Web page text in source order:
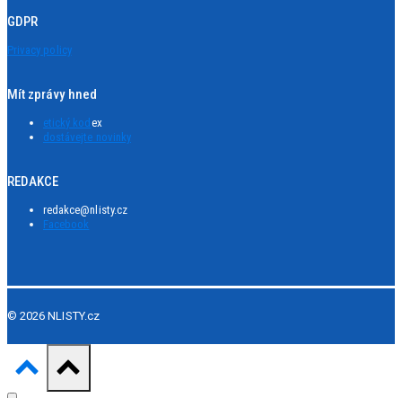
GDPR
Privacy policy
Mít zprávy hned
etický kod ex
dostávejte novinky
REDAKCE
redakce@nlisty.cz
Facebook
© 2026 NLISTY.cz